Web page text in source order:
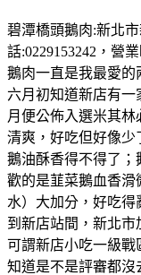
碧潭橋頭鵝肉:新北
話:0229153242，營
鵝肉一直是我最愛的
六月初知道新店有一
月便公佈入選米其
清爽，好吃但好像少
鵝油酥香得不得了；
歡的是韮菜鵝血香滑
水）大加分，好吃
到新店站間，新北市
可謂新店小吃一級戰
知道是不是評審都沒